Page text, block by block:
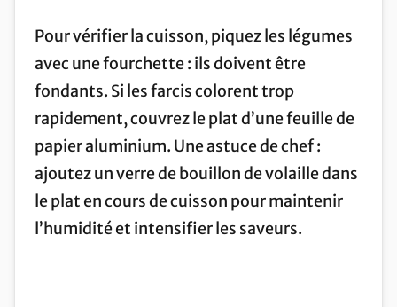
Pour vérifier la cuisson, piquez les légumes
avec une fourchette : ils doivent être
fondants. Si les farcis colorent trop
rapidement, couvrez le plat d’une feuille de
papier aluminium. Une astuce de chef :
ajoutez un verre de bouillon de volaille dans
le plat en cours de cuisson pour maintenir
l’humidité et intensifier les saveurs.